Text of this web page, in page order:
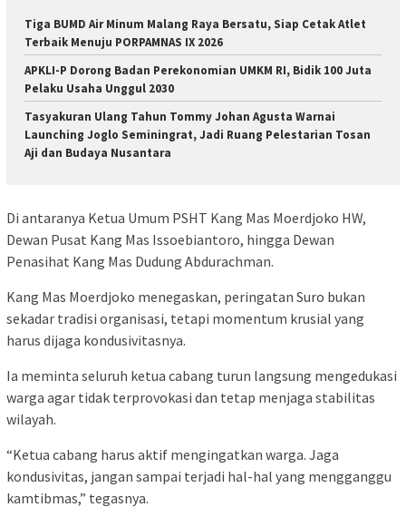
Tiga BUMD Air Minum Malang Raya Bersatu, Siap Cetak Atlet
Terbaik Menuju PORPAMNAS IX 2026
APKLI-P Dorong Badan Perekonomian UMKM RI, Bidik 100 Juta
Pelaku Usaha Unggul 2030
Tasyakuran Ulang Tahun Tommy Johan Agusta Warnai
Launching Joglo Seminingrat, Jadi Ruang Pelestarian Tosan
Aji dan Budaya Nusantara
Di antaranya Ketua Umum PSHT Kang Mas Moerdjoko HW,
Dewan Pusat Kang Mas Issoebiantoro, hingga Dewan
Penasihat Kang Mas Dudung Abdurachman.
Kang Mas Moerdjoko menegaskan, peringatan Suro bukan
sekadar tradisi organisasi, tetapi momentum krusial yang
harus dijaga kondusivitasnya.
Ia meminta seluruh ketua cabang turun langsung mengedukasi
warga agar tidak terprovokasi dan tetap menjaga stabilitas
wilayah.
“Ketua cabang harus aktif mengingatkan warga. Jaga
kondusivitas, jangan sampai terjadi hal-hal yang mengganggu
kamtibmas,” tegasnya.